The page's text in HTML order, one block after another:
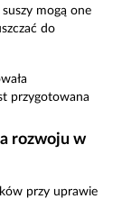
mogą one
do
przygotowana
rozwoju w
przy uprawie